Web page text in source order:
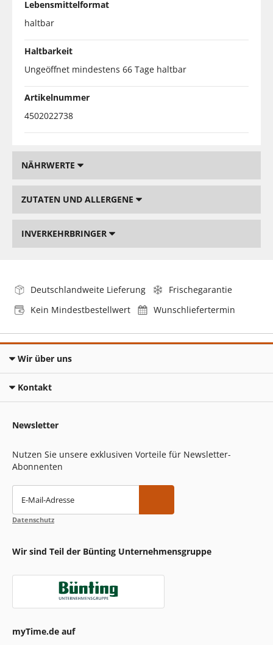
Lebensmittelformat
haltbar
Haltbarkeit
Ungeöffnet mindestens 66 Tage haltbar
Artikelnummer
4502022738
NÄHRWERTE
ZUTATEN UND ALLERGENE
INVERKEHRBRINGER
Deutschlandweite Lieferung
Frischegarantie
Kein Mindestbestellwert
Wunschliefertermin
Wir über uns
Kontakt
Newsletter
Nutzen Sie unsere exklusiven Vorteile für Newsletter-
Abonnenten
E-Mail-Adresse
Datenschutz
Wir sind Teil der Bünting Unternehmensgruppe
myTime.de auf